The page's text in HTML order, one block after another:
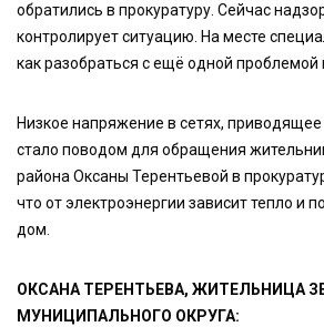
обратились в прокуратуру. Сейчас
контролирует ситуацию. На месте
как разобраться с ещё одной проблемой
Низкое напряжение в сетях,
стало поводом для обращения
района Оксаны Терентьевой в
что от электроэнергии зависит тепло и
дом.
ОКСАНА ТЕРЕНТЬЕВА, ЖИТЕЛЬНИЦА
МУНИЦИПАЛЬНОГО ОКРУГА: